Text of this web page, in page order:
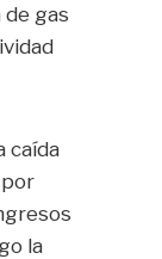
de gas
caída
la